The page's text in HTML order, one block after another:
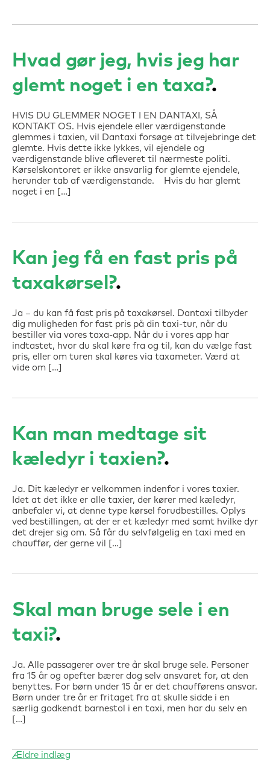
Hvad gør jeg, hvis jeg har
glemt noget i en taxa?
HVIS DU GLEMMER NOGET I EN DANTAXI, SÅ
KONTAKT OS. Hvis ejendele eller værdigenstande
glemmes i taxien, vil Dantaxi forsøge at tilvejebringe det
glemte. Hvis dette ikke lykkes, vil ejendele og
værdigenstande blive afleveret til nærmeste politi.
Kørselskontoret er ikke ansvarlig for glemte ejendele,
herunder tab af værdigenstande. Hvis du har glemt
noget i en […]
Kan jeg få en fast pris på
taxakørsel?
Ja – du kan få fast pris på taxakørsel. Dantaxi tilbyder
dig muligheden for fast pris på din taxi-tur, når du
bestiller via vores taxa-app. Når du i vores app har
indtastet, hvor du skal køre fra og til, kan du vælge fast
pris, eller om turen skal køres via taxameter. Værd at
vide om […]
Kan man medtage sit
kæledyr i taxien?
Ja. Dit kæledyr er velkommen indenfor i vores taxier.
Idet at det ikke er alle taxier, der kører med kæledyr,
anbefaler vi, at denne type kørsel forudbestilles. Oplys
ved bestillingen, at der er et kæledyr med samt hvilke dyr
det drejer sig om. Så får du selvfølgelig en taxi med en
chauffør, der gerne vil […]
Skal man bruge sele i en
taxi?
Ja. Alle passagerer over tre år skal bruge sele. Personer
fra 15 år og opefter bærer dog selv ansvaret for, at den
benyttes. For børn under 15 år er det chaufførens ansvar.
Børn under tre år er fritaget fra at skulle sidde i en
særlig godkendt barnestol i en taxi, men har du selv en
[…]
Navigation
Ældre indlæg